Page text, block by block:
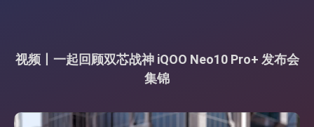
视频丨一起回顾双芯战神 iQOO Neo10 Pro+ 发布会
集锦
视